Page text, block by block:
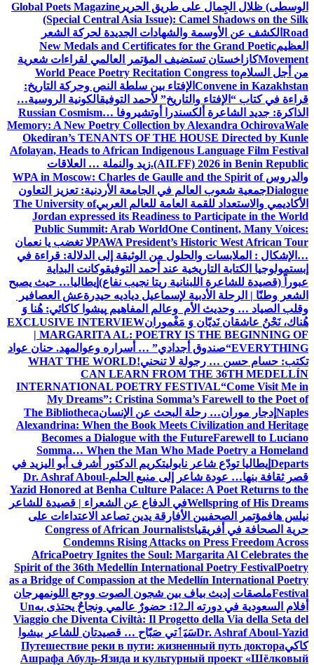
الوسطى) ظلال الجِمال على طريق الحرير Global Poets Magazine
(Special Central Asia Issue): Camel Shadows on the Silk
Road الكشف عن الأوسمة والشهادات الجديدة لحركة الشعر
العظيمNew Medals and Certificates for the Grand Poetic
Movementكازاخستان تستضيف المؤتمر العالمي لقراءات شعرية
من أجل السلامWorld Peace Poetry Recitation Congress to
Convene in Kazakhstan الإفتاء بين سلطة النص وحركة التاريخ:
قراءة في كتاب “الإفتاء والتاريخ” لأحمد التوفيقالكونية الروسية…
الذاكرة: جديد الشاعرة ألكسندرا أوتشيروفا Russian Cosmism…
Memory: A New Poetry Collection by Alexandra OchirovaWale
Okediran’s TENANTS OF THE HOUSE Directed by Kunle
Afolayan, Heads to African Indigenous Language Film Festival
(AILFF) 2026 in Benin Republic. زيد والنملة … العلاقات
والدروسWPA in Moscow: Charles de Gaulle and the Spirit of
Dialogueجمعية شعوب العالم في الجامعة الأردنية: تعزيز التعاون
الأكاديمي والاستعداد للقمة العامة للعالم العربيThe University of
Jordan expressed its Readiness to Participate in the World
Public Summit: Arab WorldOne Continent, Many Voices:
PAWA President’s Historic West African Tourلا تغضب يا نعمان
…الإشكال : الملابسات والحلول من الوثيقة إلى الدلالة: قراءة في
إبستمولوجيا الكتابة التاريخية عند أحمد التوفيقوكانت البداية
عبوراً (قصيدة للشاعرة اللبنانية ريتا نجيب نفاع) إيطاليا… حيث يصبح
الشعر وطنًا | الرحلة الأدبية لإسماعيل دياديه حيدرةعش العصافير
وقلب الصياد … وحديث الأم وعالم المفاهيم پیشوا کاکائي: هُنا وَ
هُناك، نَحْنُ عاشقان نَديّان وَ مَغْمورانEXCLUSIVE INTERVIEW
| MARGARITA AL: POETRY IS THE BEGINNING OF
EVERYTHING“صندوق أجدادي” … أسراره وعوالمهد. حنان عواد
تكتب: حسام حسن … رجولة لا تنحني!WHAT THE WORLD
CAN LEARN FROM THE 36TH MEDELLÍN
INTERNATIONAL POETRY FESTIVAL“Come Visit Me in
My Dreams”: Cristina Somma’s Farewell to the Poet of
Naples إدجار موران… رحلة البحث عن الإنسانThe Bibliotheca
Alexandrina: When the Book Meets Civilization and Heritage
Becomes a Dialogue with the FutureFarewell to Luciano
Somma… When the Man Who Made Poetry a Homeland
Departs إيطاليا تودّع شاعر نابوليتكريم الدكتور أشرف أبو اليزيد في
قصر ثقافة بنها… عودة شاعر إلى منبع الحلمDr. Ashraf Aboul-
Yazid Honored at Benha Culture Palace: A Poet Returns to the
Wellspring of His Dreamsفي الدفاع عن الشعراء | قصيدة للشاعر
نيلس هافمؤتمر الصحفيين الأفارقة يدين تصاعد الاعتداءات على
حرية الصحافة في أفريقياCongress of African Journalists
Condemns Rising Attacks on Press Freedom Across
AfricaPoetry Ignites the Soul: Margarita Al Celebrates the
Spirit of the 36th Medellín International Poetry FestivalPoetry
as a Bridge of Compassion at the Medellín International Poetry
Festivalملصقات إديث بياف بين شجون الصوت ووجع اللونمهرجان
أفلام السعودية في دورته الـ12: حضورٌ عالمي ونجاحٌ يحتذى به
Un
Viaggio che Diventa Civiltà: Il Progetto della Via della Seta del
Dr. Ashraf Aboul-Yazidسَيَٲتي صَبّاح … قصيدتان للشاعر بيشوا
كاكيПутешествие реки в пути: жизненный путь доктора
Ашрафа Абуль-Язида и культурный проект «Шёлковый